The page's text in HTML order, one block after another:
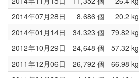
2014年07月28日
8,686 個 20.2 kg
2014年01月14日
34,323 個 79.82 kg
2012年10月29日
24,648 個 57.32 kg
2011年12月06日
26,792 個 66.98 kg